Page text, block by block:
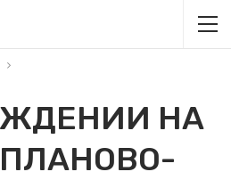
НА
ПЛАНОВО-